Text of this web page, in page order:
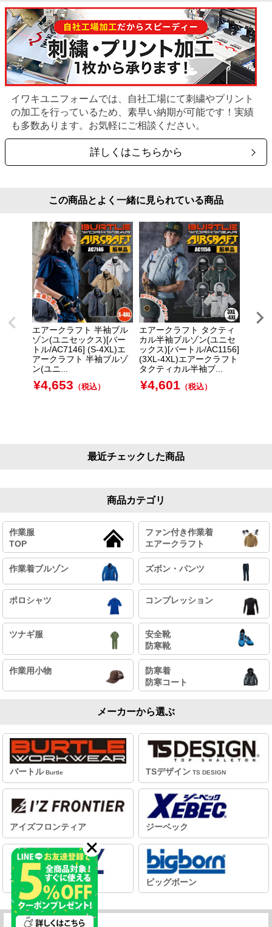
イワキユニフォームでは、自社工場にて刺繍やプリント
の加工を行っているため、素早い納期が可能です！実績
も多数あります。お気軽にご相談ください。
詳しくはこちらから
この商品とよく一緒に見られている商品
エアークラフト 半袖ブル
ゾン(ユニセックス)[バー
トル/AC7146] (S-4XL)エ
アークラフト 半袖ブルゾ
ン(ユニ...
¥4,653 （税込）
エアークラフト タクティ
カル半袖ブルゾン(ユニセ
ックス)[バートル/AC1156]
(3XL-4XL)エアークラフト
タクティカル半袖ブ...
¥4,601 （税込）
最近チェックした商品
商品カテゴリ
作業服
TOP
ファン付き作業着
エアークラフト
作業着ブルゾン ズボン・パンツ
ポロシャツ コンプレッション
ツナギ服
安全靴
防寒靴
作業用小物
防寒着
防寒コート
メーカーから選ぶ
バートル Burtle TSデザイン TS DESIGN
アイズフロンティア ジーベック
アイトス ビッグボーン